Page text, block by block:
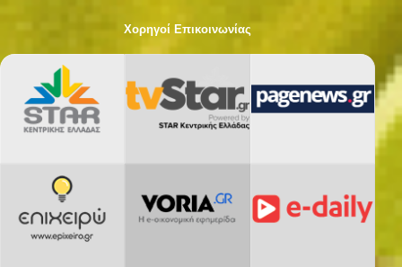
Χορηγοί Επικοινωνίας